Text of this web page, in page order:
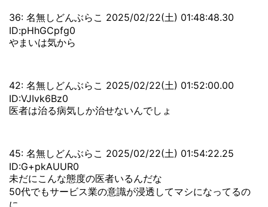
36: 名無しどんぶらこ 2025/02/22(土) 01:48:48.30
ID:pHhGCpfg0
やまいは気から
42: 名無しどんぶらこ 2025/02/22(土) 01:52:00.00
ID:VJIvk6Bz0
医者は治る病気しか治せないんでしょ
45: 名無しどんぶらこ 2025/02/22(土) 01:54:22.25
ID:G+pkAUUR0
未だにこんな態度の医者いるんだな
50代でもサービス業の意識が浸透してマシになってるの
に